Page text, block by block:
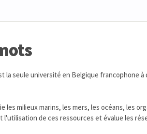
la seule université en Belgique francophone
les milieux marins, les mers, les océans, les
l'utilisation de ces ressources et évalue les